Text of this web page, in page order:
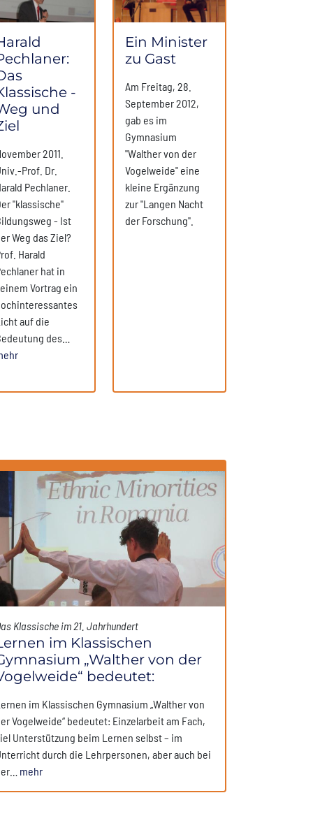
-
und
2011.
Prof. Dr.
Pechlaner.
"klassische"
- Ist
Weg das Ziel?
Harald
hat in
Vortrag ein
auf die
des…
Ein Minister
zu Gast
Am Freitag, 28.
September 2012,
gab es im
Gymnasium
"Walther von der
Vogelweide" eine
kleine Ergänzung
zur "Langen Nacht
der Forschung".
Klassische im 21. Jahrhundert
im Klassischen
„Walther von der
bedeutet:
im Klassischen Gymnasium „Walther von
Vogelweide“ bedeutet: Einzelarbeit am Fach,
Unterstützung beim Lernen selbst – im
durch die Lehrpersonen, aber auch bei
mehr